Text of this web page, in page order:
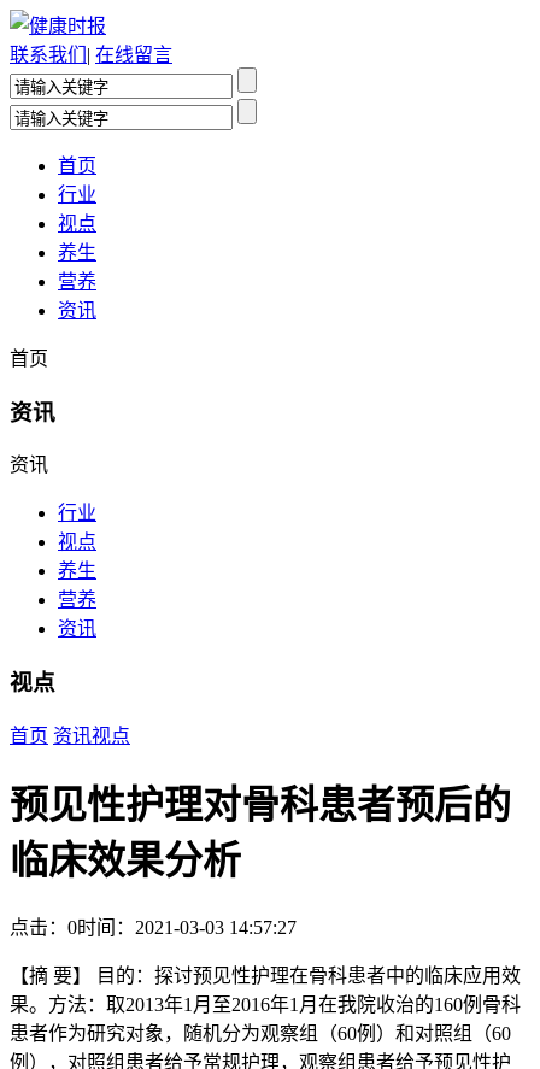
联系我们 | 在线留言
首页
行业
视点
养生
营养
资讯
首页
资讯
资讯
行业
视点
养生
营养
资讯
视点
首页 资讯视点
预见性护理对骨科患者预后的
临床效果分析
点击：0时间：2021-03-03 14:57:27
【摘 要】 目的：探讨预见性护理在骨科患者中的临床应用效
果。方法：取2013年1月至2016年1月在我院收治的160例骨科
患者作为研究对象，随机分为观察组（60例）和对照组（60
例），对照组患者给予常规护理，观察组患者给予预见性护